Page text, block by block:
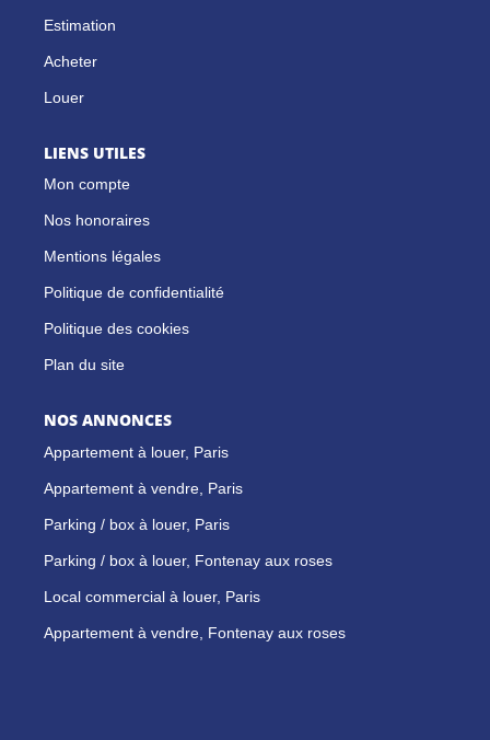
Estimation
Acheter
Louer
LIENS UTILES
Mon compte
Nos honoraires
Mentions légales
Politique de confidentialité
Politique des cookies
Plan du site
NOS ANNONCES
Appartement à louer, Paris
Appartement à vendre, Paris
Parking / box à louer, Paris
Parking / box à louer, Fontenay aux roses
Local commercial à louer, Paris
Appartement à vendre, Fontenay aux roses